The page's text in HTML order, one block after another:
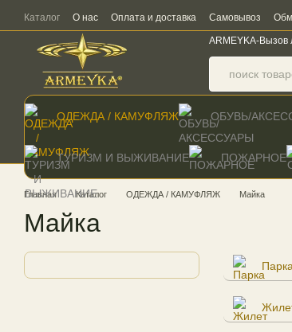
Перейти к основному контенту
Каталог О нас Оплата и доставка Самовывоз
ARMEYKA-Вызов
ОДЕЖДА / КАМУФЛЯЖ ОБУВЬ/
ТУРИЗМ И ВЫЖИВАНИЕ ПОЖАРНОЕ
Главная Каталог ОДЕЖДА / КАМУФЛЯЖ Майка
Майка
Парка